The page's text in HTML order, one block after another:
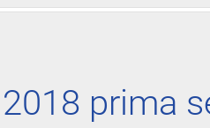
prima